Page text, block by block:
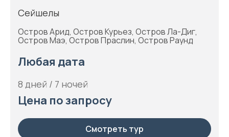
Сейшелы
Остров Арид, Остров Курьез, Остров Ла-Диг,
Остров Маэ, Остров Праслин, Остров Раунд
Любая дата
8 дней / 7 ночей
Цена по запросу
Смотреть тур